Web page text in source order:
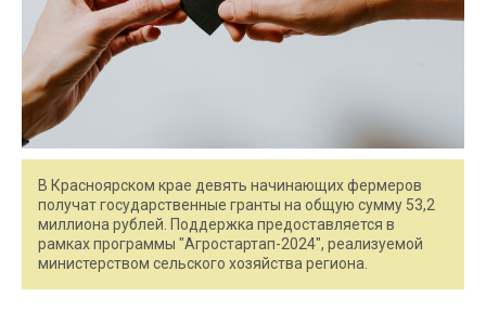
В Красноярском крае девять начинающих фермеров
получат государственные гранты на общую сумму 53,2
миллиона рублей. Поддержка предоставляется в
рамках программы "Агростартап-2024", реализуемой
министерством сельского хозяйства региона.